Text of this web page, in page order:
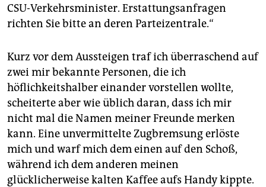
CSU-Verkehrsminister. Erstattungsanfragen
richten Sie bitte an deren Parteizentrale.“
Kurz vor dem Aussteigen traf ich überraschend auf
zwei mir bekannte Personen, die ich
höflichkeitshalber einander vorstellen wollte,
scheiterte aber wie üblich daran, dass ich mir
nicht mal die Namen meiner Freunde merken
kann. Eine unvermittelte Zugbremsung erlöste
mich und warf mich dem einen auf den Schoß,
während ich dem anderen meinen
glücklicherweise kalten Kaffee aufs Handy kippte.